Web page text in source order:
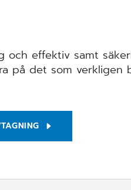
effektiv samt
på det som